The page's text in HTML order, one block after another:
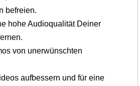
befreien.
hohe Audioqualität Deiner
von unerwünschten
aufbessern und für eine